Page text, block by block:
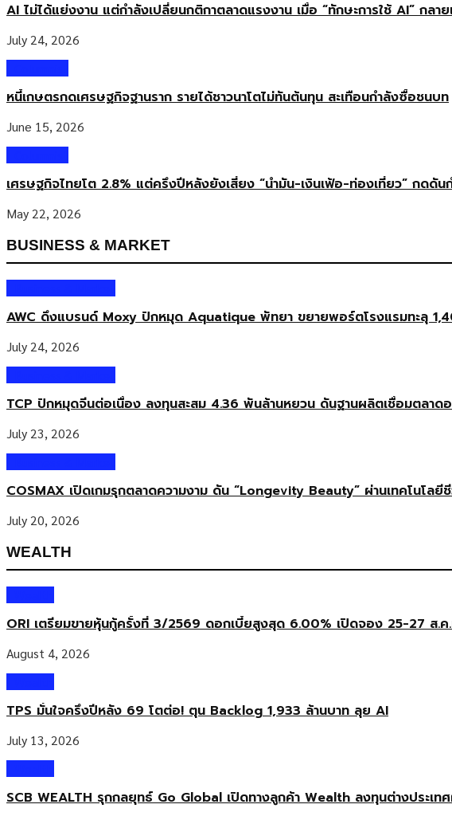
AI ไม่ได้แย่งงาน แต่กำลังเปลี่ยนกติกาตลาดแรงงาน เมื่อ “ทักษะการใช้ AI” กลา
July 24, 2026
หนี้เกษตรกดเศรษฐกิจฐานราก รายได้ชาวนาโตไม่ทันต้นทุน สะเทือนกำลังซื้อชนบท
June 15, 2026
เศรษฐกิจไทยโต 2.8% แต่ครึ่งปีหลังยังเสี่ยง “น้ำมัน-เงินเฟ้อ-ท่องเที่ยว” กดดัน
May 22, 2026
BUSINESS & MARKET
AWC ดึงแบรนด์ Moxy ปักหมุด Aquatique พัทยา ขยายพอร์ตโรงแรมทะลุ
July 24, 2026
TCP ปักหมุดจีนต่อเนื่อง ลงทุนสะสม 4.36 พันล้านหยวน ดันฐานผลิตเชื่อมตลาดอ
July 23, 2026
COSMAX เปิดเกมรุกตลาดความงาม ดัน “Longevity Beauty” ผ่านเทคโนโล
July 20, 2026
WEALTH
ORI เตรียมขายหุ้นกู้ครั้งที่ 3/2569 ดอกเบี้ยสูงสุด 6.00% เปิดจอง 25-27 ส.ค.
August 4, 2026
TPS มั่นใจครึ่งปีหลัง 69 โตต่อ! ตุน Backlog 1,933 ล้านบาท ลุย AI
July 13, 2026
SCB WEALTH รุกกลยุทธ์ Go Global เปิดทางลูกค้า Wealth ลงทุนต่างประเ